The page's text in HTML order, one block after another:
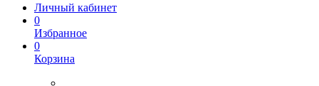
Личный кабинет
0
Избранное
0
Корзина